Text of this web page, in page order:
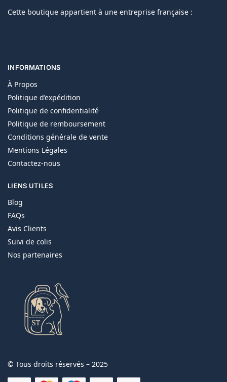
Cette boutique appartient à une entreprise française :
INFORMATIONS
À Propos
Politique d’expédition
Politique de confidentialité
Politique de remboursement
Conditions générale de vente
Mentions Légales
Contactez-nous
LIENS UTILES
Blog
FAQs
Avis Clients
Suivi de colis
Nos partenaires
© Tous droits réservés – 2025